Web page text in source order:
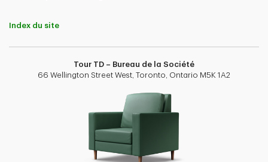
Index du site
Tour TD – Bureau de la Société
66 Wellington Street West, Toronto, Ontario M5K 1A2